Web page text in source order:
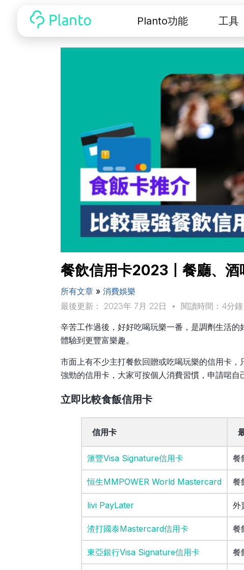
Planto功能 工具
餐飲信用卡2023〡餐廳、
所有文章» 消費娛樂
最後更新： 2023年 7月 22日
• 閱讀時間：4分鐘
辛苦工作過後，好好吃喝玩樂一番，是調劑生活
體驗到更豐富樂趣。
市面上有不少主打餐飲回贈或吃喝玩樂的信用卡
強勁的信用卡，大家可按個人消費習慣，申請啱自
立即比較食飯信用卡
信用卡
滙豐Visa Signature信用卡 餐
恒生MMPOWER World Mastercard 餐
livi PayLater 外
渣打國泰Mastercard信用卡 餐
東亞銀行Visa Signature信用卡 餐